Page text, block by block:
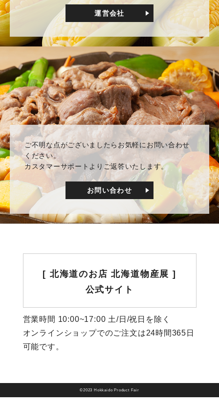
運営会社
ご不明な点がございましたらお気軽にお問い合わせ
ください。
カスタマーサポートよりご返答いたします。
お問い合わせ
[ 北海道のお店 北海道物産展 ]
公式サイト
営業時間 10:00~17:00 土/日/祝日を除く
オンラインショップでのご注文は24時間365日
可能です。
©2023 Hokkaido Product Fair